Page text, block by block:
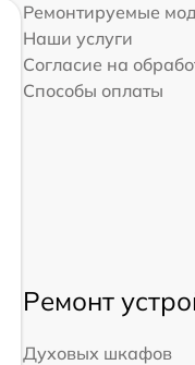
Ремонтируемые
Наши услуги
Согласие на
Способы оплаты
Ремонт
Духовых шкафов